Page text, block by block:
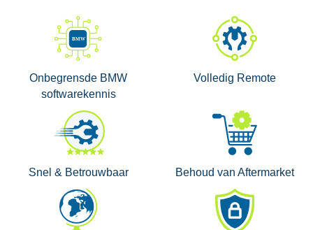
Onbegrensde BMW
softwarekennis
Volledig Remote
Snel & Betrouwbaar Behoud van Aftermarket